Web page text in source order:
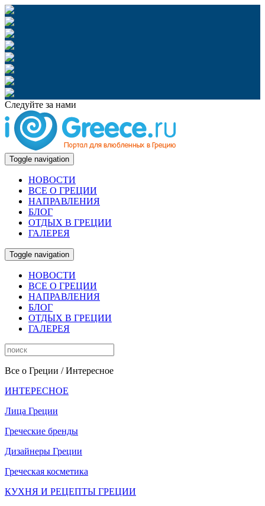
Следуйте за нами
Toggle navigation
НОВОСТИ
ВСЕ О ГРЕЦИИ
НАПРАВЛЕНИЯ
БЛОГ
ОТДЫХ В ГРЕЦИИ
ГАЛЕРЕЯ
Toggle navigation
НОВОСТИ
ВСЕ О ГРЕЦИИ
НАПРАВЛЕНИЯ
БЛОГ
ОТДЫХ В ГРЕЦИИ
ГАЛЕРЕЯ
Все о Греции / Интересное
ИНТЕРЕСНОЕ
Лица Греции
Греческие бренды
Дизайнеры Греции
Греческая косметика
КУХНЯ И РЕЦЕПТЫ ГРЕЦИИ